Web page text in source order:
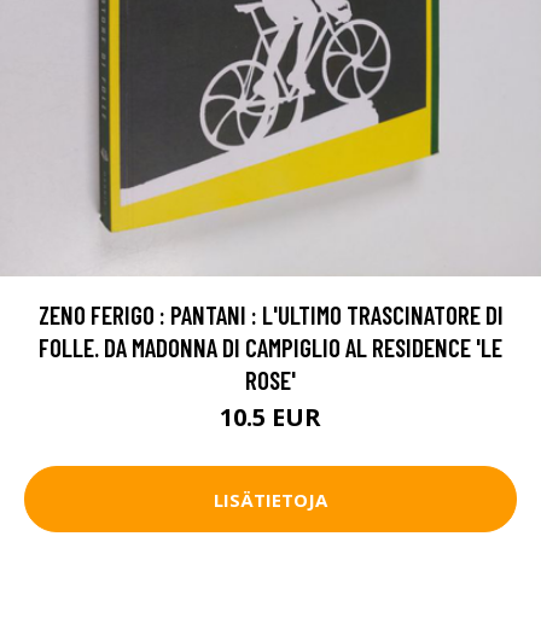
ZENO FERIGO : PANTANI : L'ULTIMO TRASCINATORE DI
FOLLE. DA MADONNA DI CAMPIGLIO AL RESIDENCE 'LE
ROSE'
10.5 EUR
LISÄTIETOJA